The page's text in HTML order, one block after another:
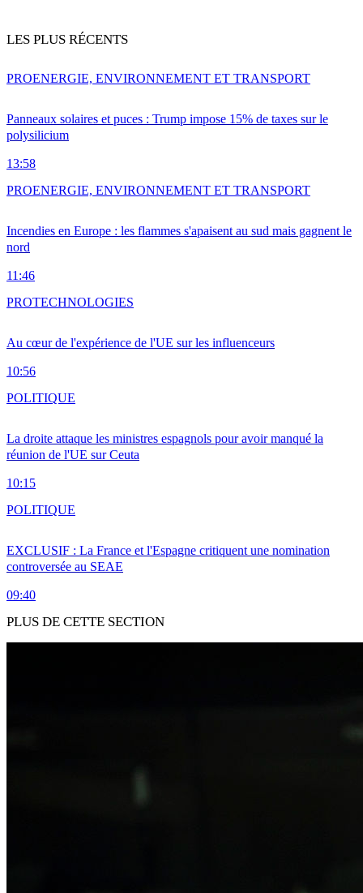
LES PLUS RÉCENTS
Panneaux solaires et puces : Trump impose 15% de taxes sur le
polysilicium
13:58
PROENERGIE, ENVIRONNEMENT ET TRANSPORT
Incendies en Europe : les flammes s'apaisent au sud mais gagnent le
nord
11:46
PROENERGIE, ENVIRONNEMENT ET TRANSPORT
Au cœur de l'expérience de l'UE sur les influenceurs
10:56
PROTECHNOLOGIES
La droite attaque les ministres espagnols pour avoir manqué la
réunion de l'UE sur Ceuta
10:15
POLITIQUE
EXCLUSIF : La France et l'Espagne critiquent une nomination
controversée au SEAE
09:40
POLITIQUE
PLUS DE CETTE SECTION